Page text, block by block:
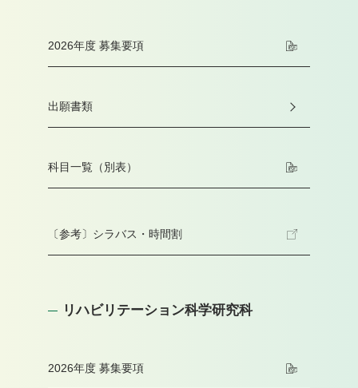
2026年度 募集要項
出願書類
科目一覧（別表）
〔参考〕シラバス・時間割
リハビリテーション科学研究科
2026年度 募集要項